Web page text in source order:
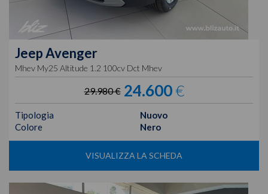
JeepAvenger
Mhev My25 Altitude 1.2 100cv Dct Mhev
29.980 € 24.600€
Tipologia
Nuovo
Colore
Nero
VISUALIZZA LA SCHEDA